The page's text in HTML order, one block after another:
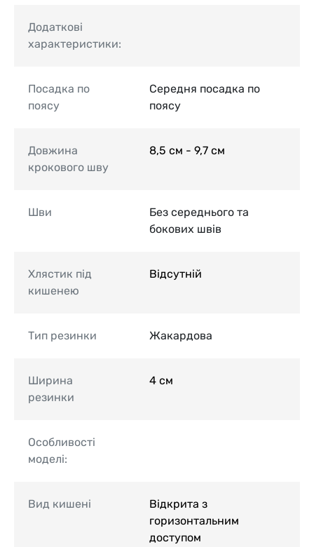
Додаткові
характеристики:
Посадка по
поясу
Середня посадка по
поясу
Довжина
крокового шву
8,5 см - 9,7 см
Шви
Без середнього та
бокових швів
Хлястик під
кишенею
Відсутній
Тип резинки Жакардова
Ширина
резинки
4 см
Особливості
моделі:
Вид кишені
Відкрита з
горизонтальним
доступом